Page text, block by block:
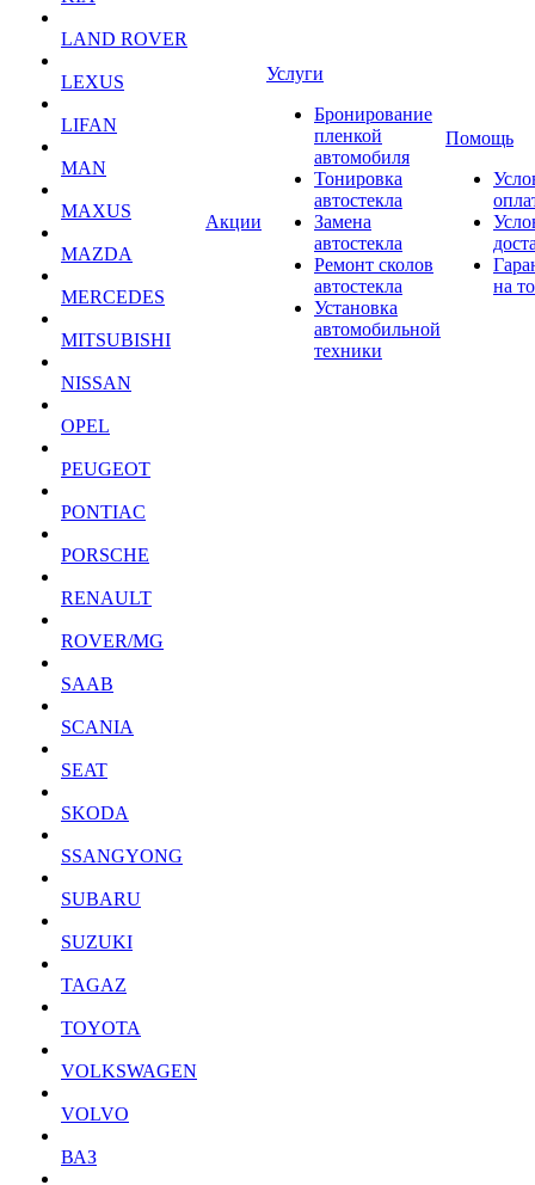
LAND ROVER
LEXUS
LIFAN
MAN
MAXUS
MAZDA
MERCEDES
MITSUBISHI
NISSAN
OPEL
PEUGEOT
PONTIAC
PORSCHE
RENAULT
ROVER/MG
SAAB
SCANIA
SEAT
SKODA
SSANGYONG
SUBARU
SUZUKI
TAGAZ
TOYOTA
VOLKSWAGEN
VOLVO
ВАЗ
Акции
Услуги
Бронирование
пленкой
автомобиля
Тонировка
автостекла
Замена
автостекла
Ремонт сколов
автостекла
Установка
автомобильной
техники
Помощь
на